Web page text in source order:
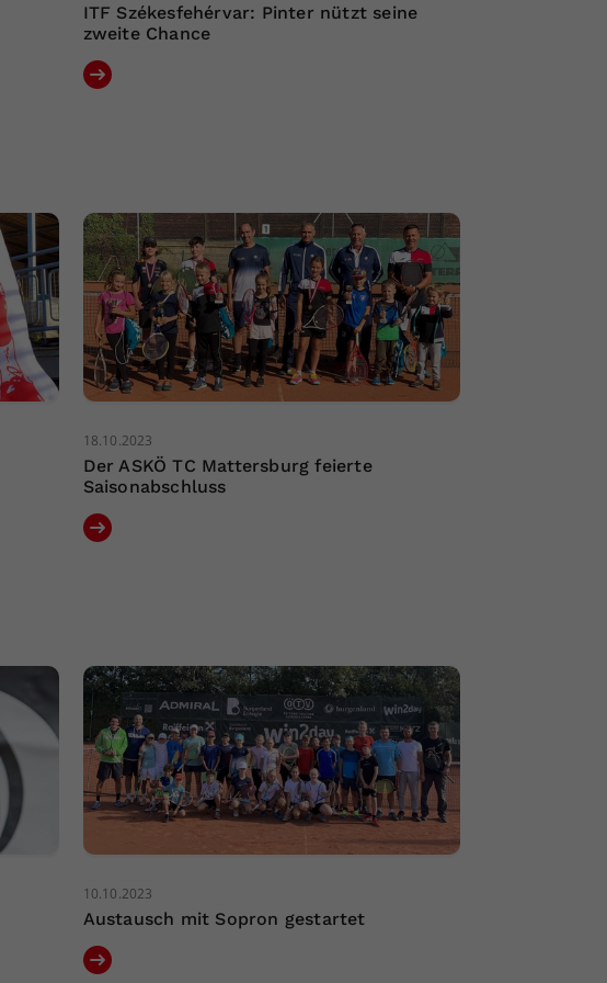
ITF Székesfehérvar: Pinter nützt seine
zweite Chance
18.10.2023
Der ASKÖ TC Mattersburg feierte
Saisonabschluss
10.10.2023
Austausch mit Sopron gestartet